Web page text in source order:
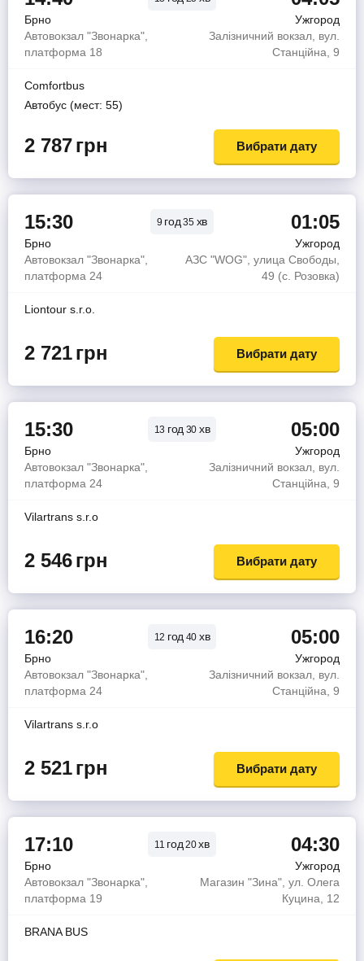
Брно
Ужгород
Автовокзал "Звонарка",
платформа 18
Залізничний вокзал, вул.
Станційна, 9
Comfortbus
Автобус (мест: 55)
2 787грн Вибрати дату
15:30 9 год35 хв 01:05
Брно
Ужгород
Автовокзал "Звонарка",
платформа 24
АЗС "WOG", улица Свободы,
49 (с. Розовка)
Liontour s.r.o.
2 721грн Вибрати дату
15:30 13 год 30 хв 05:00
Брно
Ужгород
Автовокзал "Звонарка",
платформа 24
Залізничний вокзал, вул.
Станційна, 9
Vilartrans s.r.o
2 546грн Вибрати дату
16:20 12 год 40 хв 05:00
Брно
Ужгород
Автовокзал "Звонарка",
платформа 24
Залізничний вокзал, вул.
Станційна, 9
Vilartrans s.r.o
2 521грн Вибрати дату
17:10 11 год20хв 04:30
Брно
Ужгород
Автовокзал "Звонарка",
платформа 19
Магазин "Зина", ул. Олега
Куцина, 12
BRANA BUS